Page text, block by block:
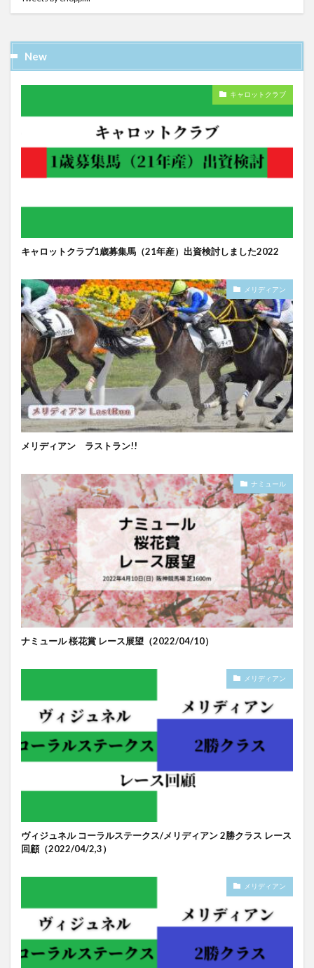
New
キャロットクラブ
キャロットクラブ1歳募集馬（21年産）出資検討しました2022
メリディアン
メリディアン ラストラン!!
ナミュール
ナミュール 桜花賞 レース展望（2022/04/10）
メリディアン
ヴィジュネル コーラルステークス/メリディアン 2勝クラス レース
回顧（2022/04/2,3）
メリディアン